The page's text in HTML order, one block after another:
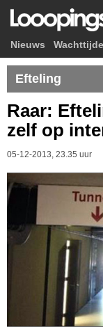
Nieuws
Efteling
Raar:
zelf op
05-12-2013, 23.35 uur